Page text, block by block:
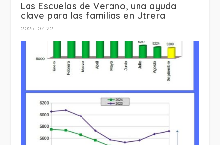
Las Escuelas de Verano, una ayuda
clave para las familias en Utrera
2025-07-22